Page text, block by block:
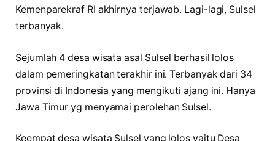
Kemenparekraf RI akhirnya terjawab. Lagi-lagi, Sulsel
terbanyak.
Sejumlah 4 desa wisata asal Sulsel berhasil lolos
dalam pemeringkatan terakhir ini. Terbanyak dari 34
provinsi di Indonesia yang mengikuti ajang ini. Hanya
Jawa Timur yg menyamai perolehan Sulsel.
Keempat desa wisata Sulsel yang lolos yaitu Desa